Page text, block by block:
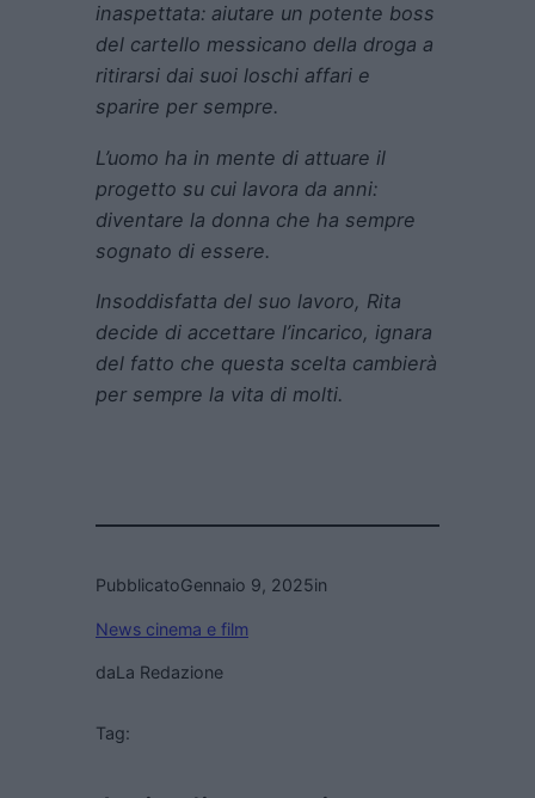
inaspettata: aiutare un potente boss
del cartello messicano della droga a
ritirarsi dai suoi loschi affari e
sparire per sempre.
L’uomo ha in mente di attuare il
progetto su cui lavora da anni:
diventare la donna che ha sempre
sognato di essere.
Insoddisfatta del suo lavoro, Rita
decide di accettare l’incarico, ignara
del fatto che questa scelta cambierà
per sempre la vita di molti.
PubblicatoGennaio 9, 2025in
News cinema e film
daLa Redazione
Tag: